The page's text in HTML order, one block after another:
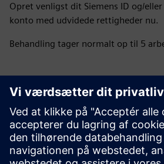
Opret venligst dit Siemens ID og/eller
konto med udvidede rettigheder nu.
Behandling tager normalt op til 5
SCE-supportfinder
Send dine supportforespørgsler
uddannelse, forskning og